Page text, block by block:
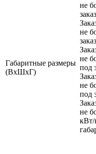
Габаритные размеры
(ВхШхГ)
не
не
не
под
не
под
не
кВт/